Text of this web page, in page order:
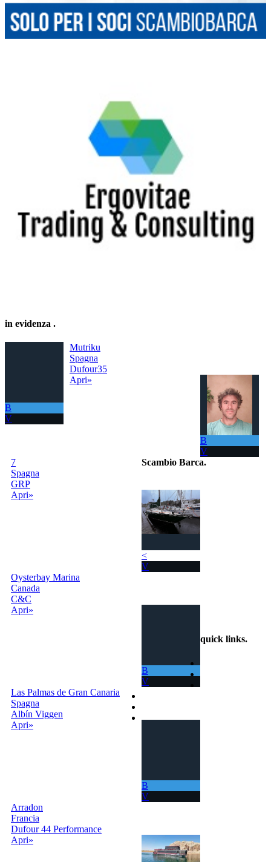
in evidenza .
B
V
Mutriku
Spagna
Dufour35
Apri»
B
V
7
Spagna
GRP
Apri»
<
V
Oysterbay Marina
Canada
C&C
Apri»
B
V
Las Palmas de Gran Canaria
Spagna
Albín Viggen
Apri»
B
V
Arradon
Francia
Dufour 44 Performance
Apri»
Scambio Barca.
quick links.